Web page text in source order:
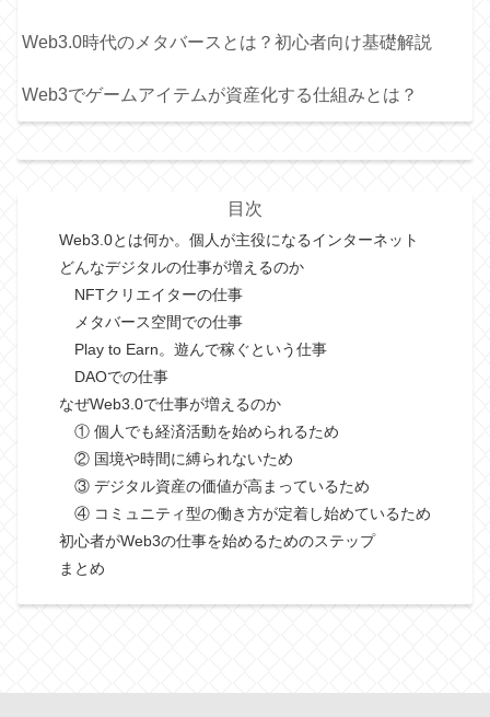
Web3.0時代のメタバースとは？初心者向け基礎解説
Web3でゲームアイテムが資産化する仕組みとは？
目次
Web3.0とは何か。個人が主役になるインターネット
どんなデジタルの仕事が増えるのか
NFTクリエイターの仕事
メタバース空間での仕事
Play to Earn。遊んで稼ぐという仕事
DAOでの仕事
なぜWeb3.0で仕事が増えるのか
① 個人でも経済活動を始められるため
② 国境や時間に縛られないため
③ デジタル資産の価値が高まっているため
④ コミュニティ型の働き方が定着し始めているため
初心者がWeb3の仕事を始めるためのステップ
まとめ